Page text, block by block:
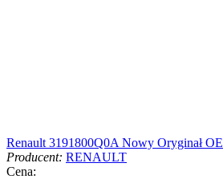
Renault 3191800Q0A Nowy Oryginał OE
Producent: RENAULT
Cena: